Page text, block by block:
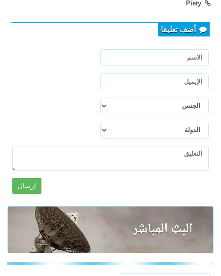
أضف تعليقا
إرسال